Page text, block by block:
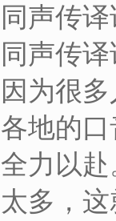
声传
声传
为很
地的
力以
多，